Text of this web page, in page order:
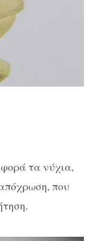
τα νύχια,
που